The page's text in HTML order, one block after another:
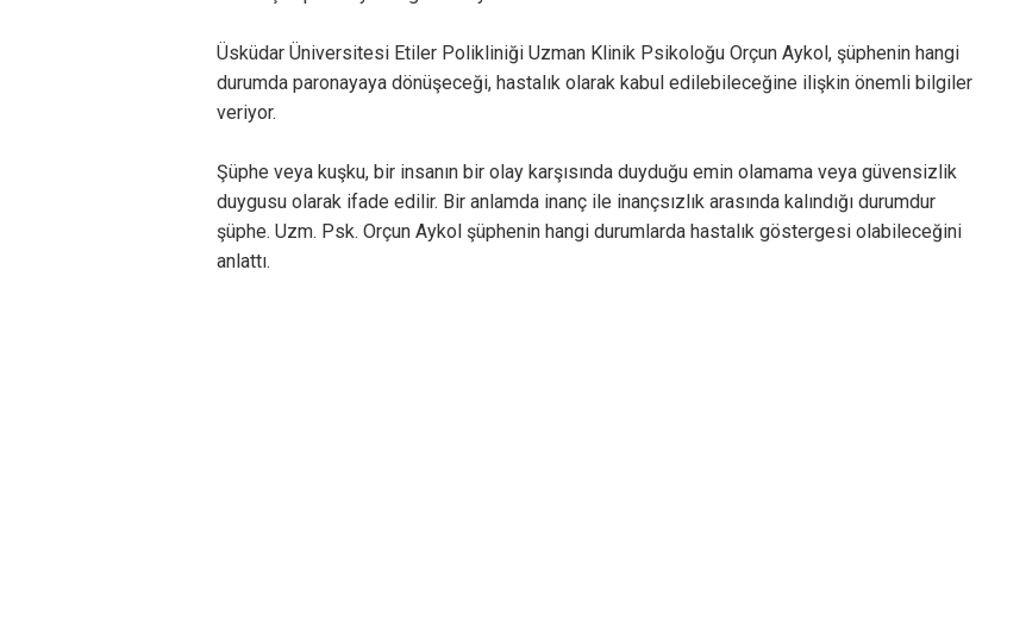
Üsküdar Üniversitesi Etiler Polikliniği Uzman Klinik Psikoloğu Orçun Aykol, şüphenin hangi
durumda paronayaya dönüşeceği, hastalık olarak kabul edilebileceğine ilişkin önemli bilgiler
veriyor.
Şüphe veya kuşku, bir insanın bir olay karşısında duyduğu emin olamama veya güvensizlik
duygusu olarak ifade edilir. Bir anlamda inanç ile inançsızlık arasında kalındığı durumdur
şüphe. Uzm. Psk. Orçun Aykol şüphenin hangi durumlarda hastalık göstergesi olabileceğini
anlattı.